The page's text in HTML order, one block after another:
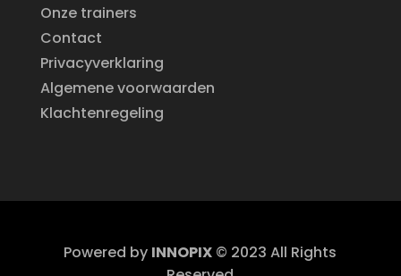
Onze trainers
Contact
Privacyverklaring
Algemene voorwaarden
Klachtenregeling
Powered by INNOPIX © 2023 All Rights